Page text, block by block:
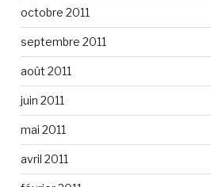
octobre 2011
septembre 2011
août 2011
juin 2011
mai 2011
avril 2011